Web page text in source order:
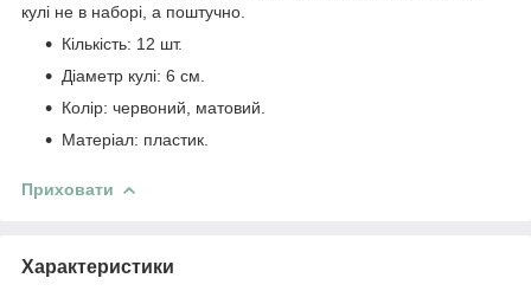
кулі не в наборі, а поштучно.
Кількість: 12 шт.
Діаметр кулі: 6 см.
Колір: червоний, матовий.
Матеріал: пластик.
Приховати
Характеристики